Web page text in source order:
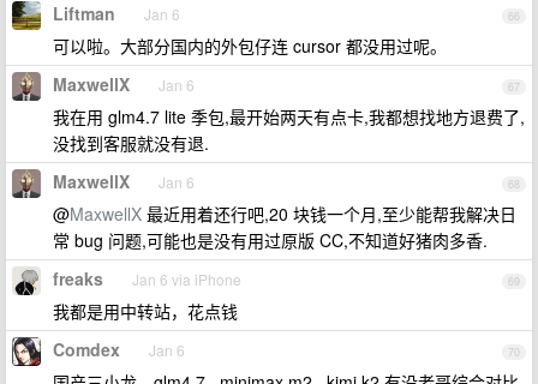
66
Liftman Jan 6
可以啦。大部分国内的外包仔连 cursor 都没用过呢。
67
MaxwellX Jan 6
我在用 glm4.7 lite 季包,最开始两天有点卡,我都想找地方退费了,
没找到客服就没有退.
68
MaxwellX Jan 6
@MaxwellX 最近用着还行吧,20 块钱一个月,至少能帮我解决日
常 bug 问题,可能也是没有用过原版 CC,不知道好猪肉多香.
69
freaks Jan 6 via iPhone
我都是用中转站，花点钱
70
Comdex Jan 6